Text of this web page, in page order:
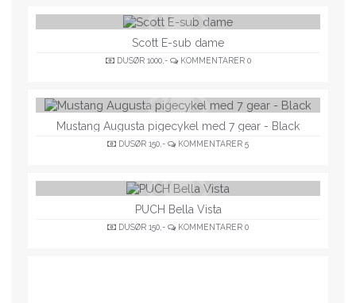
Scott E-sub dame
DUSØR 1000,- KOMMENTARER 0
Mustang Augusta pigecykel med 7 gear - Black
DUSØR 150,- KOMMENTARER 5
PUCH Bella Vista
DUSØR 150,- KOMMENTARER 0